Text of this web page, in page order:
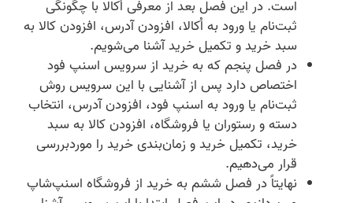
است. در این فصل بعد از معرفی اُکالا با چگونگی
ثبت‌نام یا ورود به اُکالا، افزودن آدرس، افزودن کالا به
سبد خرید و تکمیل خرید آشنا می‌شویم.
در فصل پنجم که به خرید از سرویس اسنپ فود
اختصاص دارد پس از آشنایی با این سرویس روش
ثبت‌نام یا ورود به اسنپ فود، افزودن آدرس، انتخاب
دسته و رستوران یا فروشگاه، افزودن کالا به سبد
خرید، تکمیل خرید و زمان‌بندی خرید را موردبررسی
قرار می‌دهیم.
نهایتاً در فصل ششم به خرید از فروشگاه اسنپ‌شاپ